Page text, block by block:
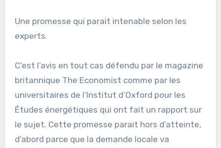
Une promesse qui parait intenable selon les
experts.
C’est l’avis en tout cas défendu par le magazine
britannique The Economist comme par les
universitaires de l’Institut d’Oxford pour les
Études énergétiques qui ont fait un rapport sur
le sujet. Cette promesse parait hors d’atteinte,
d’abord parce que la demande locale va